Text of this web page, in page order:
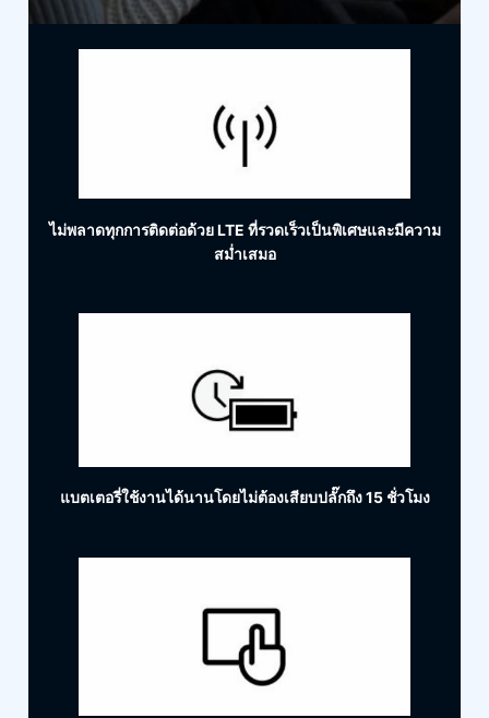
ไม่พลาดทุกการติดต่อด้วย LTE ที่รวดเร็วเป็นพิเศษและมีความ
สม่ำเสมอ
แบตเตอรี่ใช้งานได้นานโดยไม่ต้องเสียบปลั๊กถึง 15 ชั่วโมง